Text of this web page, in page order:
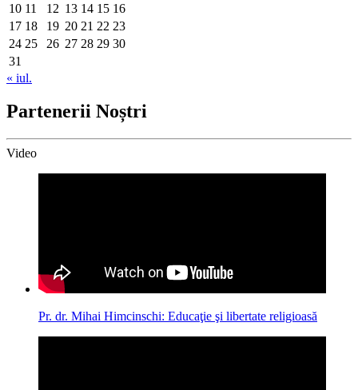
10 11 12 13 14 15 16
17 18 19 20 21 22 23
24 25 26 27 28 29 30
31
« iul.
Partenerii Noștri
Video
Pr. dr. Mihai Himcinschi: Educaţie şi libertate religioasă